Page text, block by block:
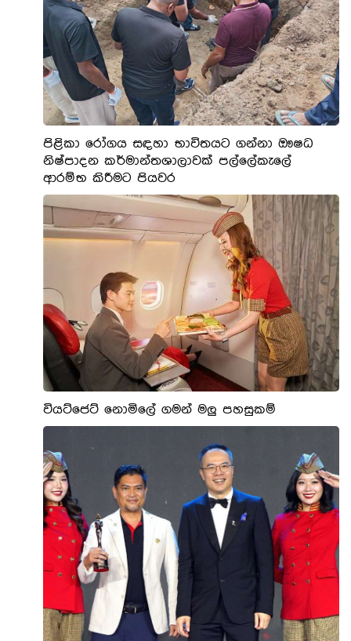
පිළිකා රෝගය සඳහා භාවිතයට ගන්නා ඖෂධ
නිෂ්පාදන කර්මාන්තශාලාවක් පල්ලේකැලේ
ආරම්භ කිරීමට පියවර
වියට්ජෙට් නොමිලේ ගමන් මලු පහසුකම්